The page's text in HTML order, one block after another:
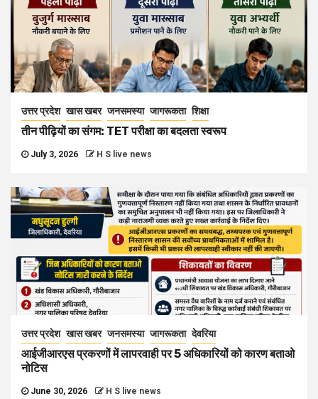
उत्तर प्रदेश खास खबर जनसमस्या जागरूकता शिक्षा
तीन पीढ़ियों का संगम: TET परीक्षा का बदलता स्वरूप
July 3, 2026 H S live news
उत्तर प्रदेश खास खबर जनसमस्या जागरूकता देवरिया
आईजीआरएस प्रकरणों में लापरवाही पर 5 अधिकारियों को कारण बताओ
नोटिस
June 30, 2026 H S live news